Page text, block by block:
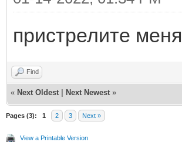
пристрелите
Find
« Next Oldest Next Newest »
Pages (3): 1 2 3 Next »
View a Printable Version